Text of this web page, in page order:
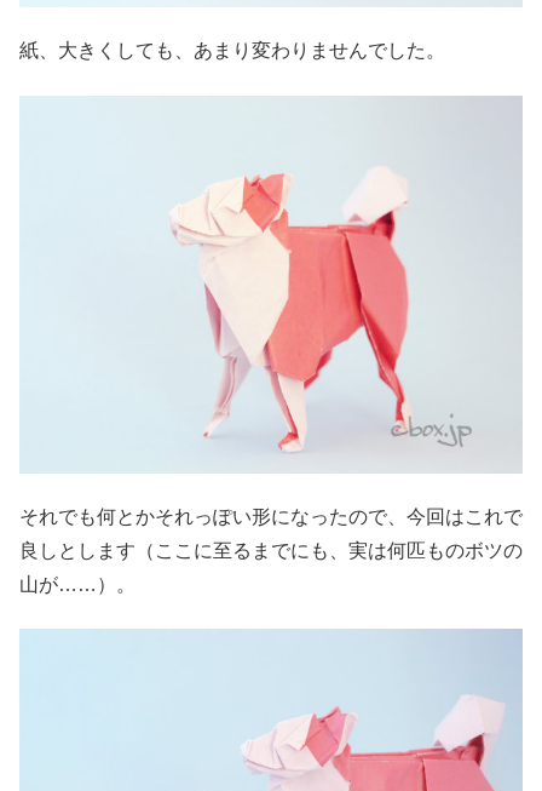
紙、大きくしても、あまり変わりませんでした。
それでも何とかそれっぽい形になったので、今回はこれで
良しとします（ここに至るまでにも、実は何匹ものボツの
山が……）。